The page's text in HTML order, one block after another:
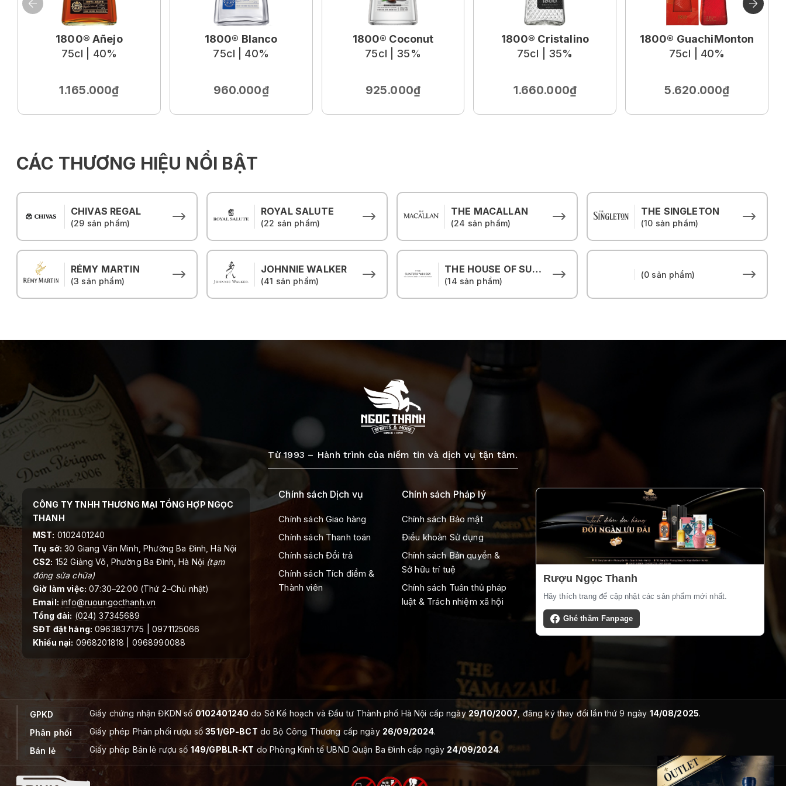
1800® Añejo
75cl | 40%
1.165.000₫
1800® Blanco
75cl | 40%
960.000₫
1800® Coconut
75cl | 35%
925.000₫
1800® Cristalino
75cl | 35%
1.660.000₫
1800® GuachiMonton
75cl | 40%
5.620.000₫
CÁC THƯƠNG HIỆU NỔI BẬT
CHIVAS REGAL
(29 sản phẩm)
ROYAL SALUTE
(22 sản phẩm)
THE MACALLAN
(24 sản phẩm)
THE SINGLETON
(10 sản phẩm)
RÉMY MARTIN
(3 sản phẩm)
JOHNNIE WALKER
(41 sản phẩm)
THE HOUSE OF SUNTORY
(14 sản phẩm)
(0 sản phẩm)
Từ 1993 – Hành trình của niềm tin và dịch vụ tận tâm.
CÔNG TY TNHH THƯƠNG MẠI TỔNG HỢP NGỌC
THANH
MST: 0102401240
Trụ sở: 30 Giang Văn Minh, Phường Ba Đình, Hà Nội
CS2: 152 Giảng Võ, Phường Ba Đình, Hà Nội (tạm
đóng sửa chữa)
Giờ làm việc: 07:30–22:00 (Thứ 2–Chủ nhật)
Email: info@ruoungocthanh.vn
Tổng đài: (024) 37345689
SĐT đặt hàng: 0963837175 | 0971125066
Khiếu nại: 0968201818 | 0968990088
Chính sách Dịch vụ
Chính sách Giao hàng
Chính sách Thanh toán
Chính sách Đổi trả
Chính sách Tích điểm &
Thành viên
Chính sách Pháp lý
Chính sách Bảo mật
Điều khoản Sử dụng
Chính sách Bản quyền &
Sở hữu trí tuệ
Chính sách Tuân thủ pháp
luật & Trách nhiệm xã hội
Rượu Ngọc Thanh
Hãy thích trang để cập nhật các sản phẩm mới nhất.
Ghé thăm Fanpage
GPKD Giấy chứng nhận ĐKDN số 0102401240 do Sở Kế hoạch và Đầu tư Thành phố Hà Nội cấp ngày29/10/2007 , đăng ký thay đổi lần thứ 9 ngày 14/08/2025.
Phân phối
Giấy phép Phân phối rượu số351/GP-BCT do Bộ Công Thương cấp ngày 26/09/2024.
Bán lẻ
Giấy phép Bán lẻ rượu số 149/GPBLR-KT do Phòng Kinh tế UBND Quận Ba Đình cấp ngày 24/09/2024.